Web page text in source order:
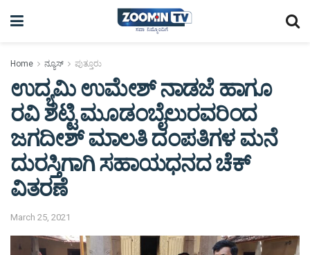
Home ನ್ಯೂಸ್ ಪುತ್ತೂರು
ಉದ್ಯಮಿ ಉಮೇಶ್ ನಾಡಜೆ ಹಾಗೂ
ರವಿ ಶೆಟ್ಟಿ ಮೂಡಂಬೈಲುರವರಿಂದ
ಜಗದೀಶ್ ಮಾಲತಿ ದಂಪತಿಗಳ ಮನೆ
ದುರಸ್ತಿಗಾಗಿ ಸಹಾಯಧನದ ಚೆಕ್
ವಿತರಣೆ
March 25, 2021